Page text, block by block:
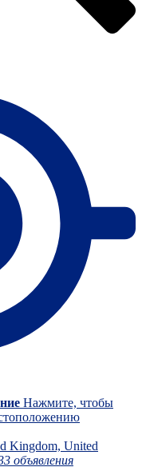
Нажмите, чтобы
Kingdom, United
объявления